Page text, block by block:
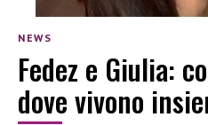
NEWS
Fedez e Giulia:
dove vivono